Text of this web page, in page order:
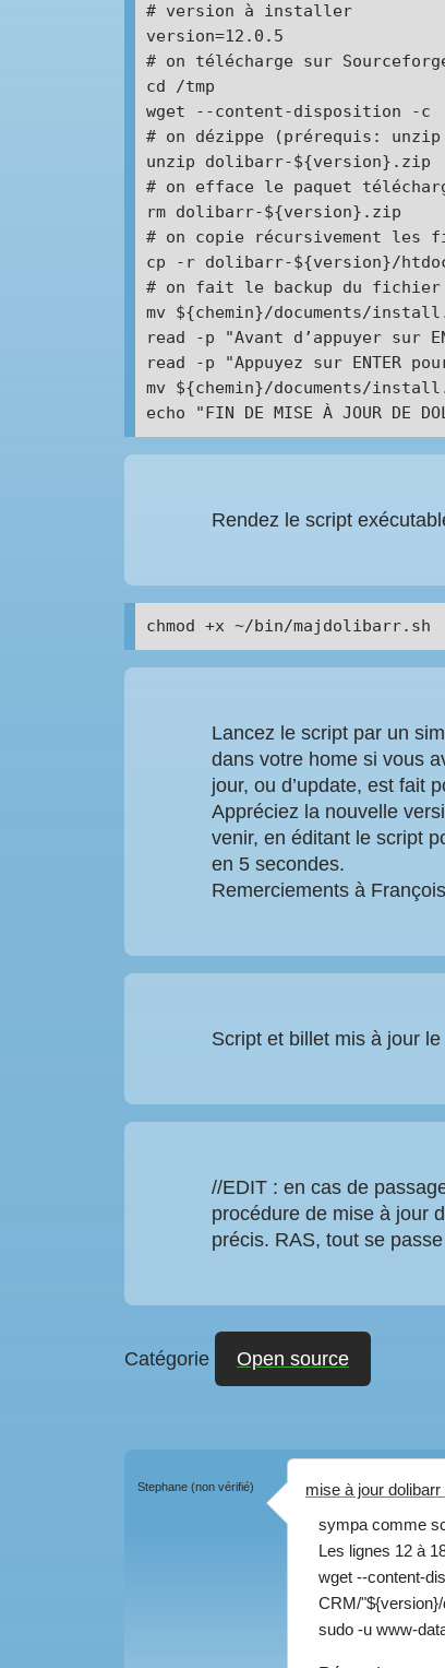
# version à installer
version=12.0.5
# on télécharge sur
cd /tmp
wget --content-disposition -c
# on dézippe (prérequis:
unzip dolibarr-${version}.zip
# on efface le paquet
rm dolibarr-${version}.zip
# on copie récursivement
cp -r dolibarr-${version}/
# on fait le backup du fichier
mv ${chemin}/documents/
read -p "Avant d’appuyer
read -p "Appuyez sur
mv ${chemin}/documents/
Rendez le script
Lancez le script par un
dans votre home si vous
jour, ou d’update, est fait
Appréciez la nouvelle
venir, en éditant le script
en 5 secondes.
Remerciements à
Script et billet mis à jour
//EDIT : en cas de
procédure de mise à jour
précis. RAS, tout se
Catégorie Open source
Stephane (non vérifié)
mise à jour
sympa comme
Les lignes 12 à
wget --content-
CRM/
sudo -u www-